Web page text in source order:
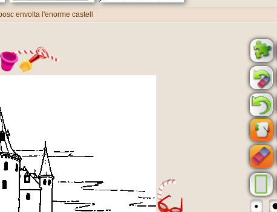
envolta l'enorme castell